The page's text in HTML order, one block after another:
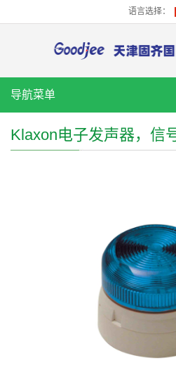
语言选择：
导航菜单
Klaxon电子发声器，信